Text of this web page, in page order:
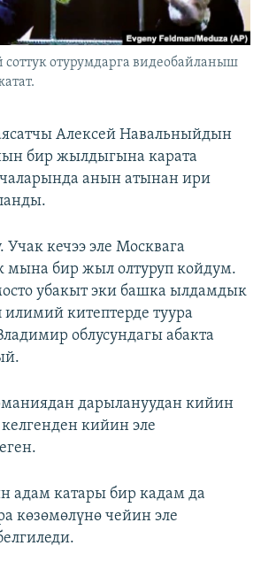
сайттары
отурумдарга видеобайланыш
Алексей Навальныйдын
бир жылдыгына карата
анын атынан ири
Учак кечээ эле Москвага
мына бир жыл олтуруп койдум.
убакыт эки башка ылдамдык
китептерде туура
облусундагы абакта
дарылануудан кийин
кийин эле
адам катары бир кадам да
көзөмөлүнө чейин эле